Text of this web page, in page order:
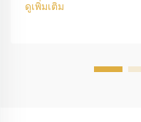
สามารถในการมองเห็นกั
ดูเพิ่มเติม